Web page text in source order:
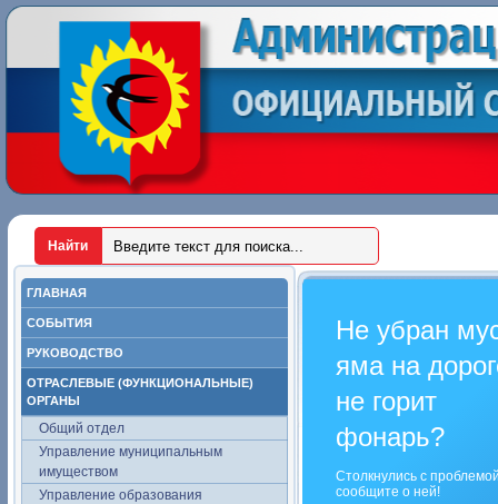
ГЛАВНАЯ
СОБЫТИЯ
РУКОВОДСТВО
ОТРАСЛЕВЫЕ (ФУНКЦИОНАЛЬНЫЕ)
ОРГАНЫ
Общий отдел
Управление муниципальным
имуществом
Управление образования
Не убран
яма на
не горит
фонарь?
Столкнулись с
сообщите о ней!